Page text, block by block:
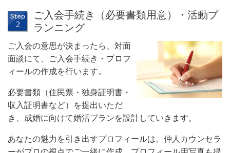
ご入会手続き（必要書類用意）・活動プ
ランニング
ご入会の意思が決まったら、対面
面談にて、ご入会手続き・プロフ
ィールの作成を行います。
必要書類（住民票・独身証明書・
収入証明書など）を提出いただ
き、成婚に向けて婚活プランを設計していきます。
あなたの魅力を引き出すプロフィールは、仲人カウンセラ